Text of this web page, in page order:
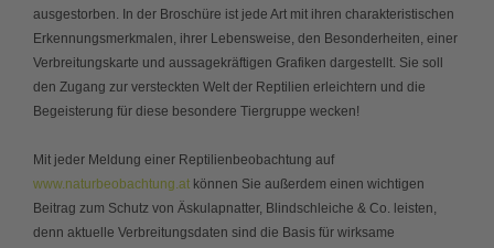
ausgestorben. In der Broschüre ist jede Art mit ihren charakteristischen
Erkennungsmerkmalen, ihrer Lebensweise, den Besonderheiten, einer
Verbreitungskarte und aussagekräftigen Grafiken dargestellt. Sie soll
den Zugang zur versteckten Welt der Reptilien erleichtern und die
Begeisterung für diese besondere Tiergruppe wecken!
Mit jeder Meldung einer Reptilienbeobachtung auf
www.naturbeobachtung.at können Sie außerdem einen wichtigen
Beitrag zum Schutz von Äskulapnatter, Blindschleiche & Co. leisten,
denn aktuelle Verbreitungsdaten sind die Basis für wirksame